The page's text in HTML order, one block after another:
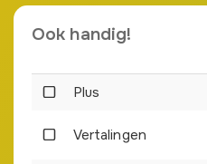
Ook handig!
Plus
Vertalingen